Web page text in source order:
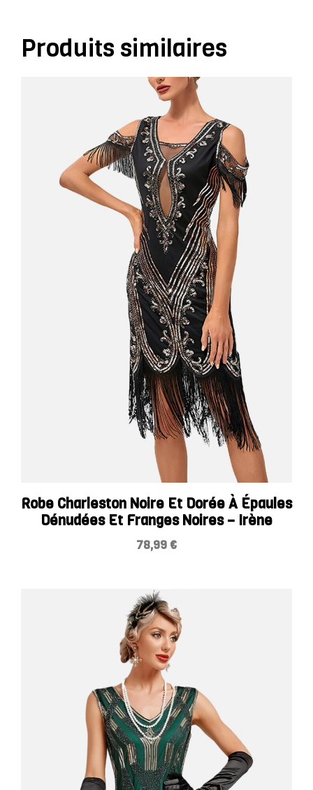
Produits similaires
Robe Charleston Noire Et Dorée À Épaules
Dénudées Et Franges Noires – Irène
78,99 €